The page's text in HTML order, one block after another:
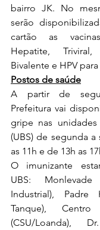
bairro JK. No
serão
cartão as
Hepatite,
Bivalente e HPV
Postos de saúde
A partir de
Prefeitura vai
gripe nas
(UBS) de segunda
as 11h e de 13h as
O imunizante
UBS:
Industrial), Padre
Tanque),
(CSU/Loanda),